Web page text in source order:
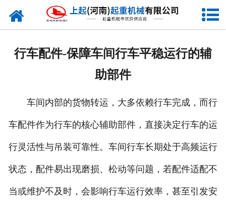
网站首页
资质证书
合作客户
联系我们
行车配件-保障车间行车平稳运行的辅
助部件
车间内部的货物转运，大多依赖行车完成，而行
车配件作为行车的核心辅助部件，直接决定行车的运
行灵活性与吊装可靠性。车间行车长期处于高频运行
状态，配件易出现磨损、松动等问题，若配件适配不
当或维护不及时，会影响行车运行效率，甚至引发安